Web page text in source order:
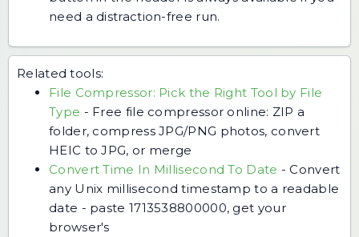
need a distraction-free run.
Related tools:
File Compressor: Pick the Right Tool by File
Type - Free file compressor online: ZIP a
folder, compress JPG/PNG photos, convert
HEIC to JPG, or merge
Convert Time In Millisecond To Date -Convert
any Unix millisecond timestamp to a readable
date - paste 1713538800000, get your
browser's